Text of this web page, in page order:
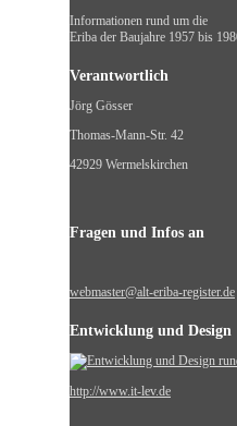
Informationen rund um die
Eriba der Baujahre 1957 bis
Verantwortlich
Jörg Gösser
Thomas-Mann-Str. 42
42929 Wermelskirchen
Fragen und Infos an
webmaster@alt-eriba-register.de
Entwicklung und Design
http://www.it-lev.de